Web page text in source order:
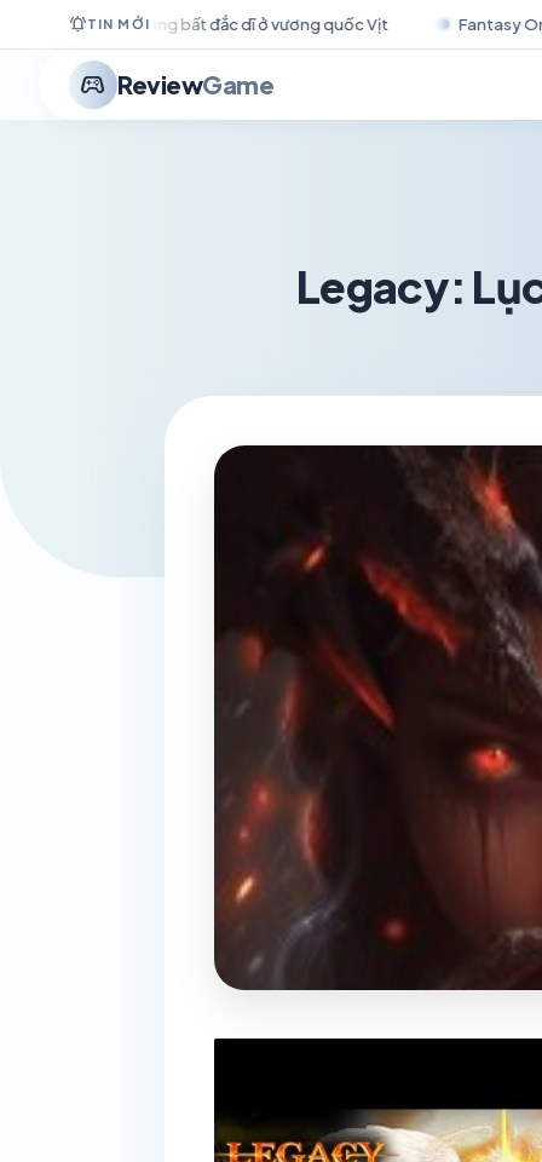
notifications_activeTIN MỚI
quốc Vịt Fantasy Online 2 kéo game thủ trở về thời hoàng
stadia_controller ReviewGame
Legacy: